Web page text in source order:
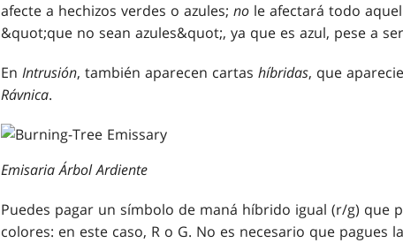
afecte a hechizos verdes o azules; no le afectará todo
&quot;que no sean azules&quot;, ya que es azul, pese a
En Intrusión, también aparecen cartas híbridas, que
Rávnica.
Emisaria Árbol Ardiente
Puedes pagar un símbolo de maná híbrido igual (r/g) que
colores: en este caso, R o G. No es necesario que pagues